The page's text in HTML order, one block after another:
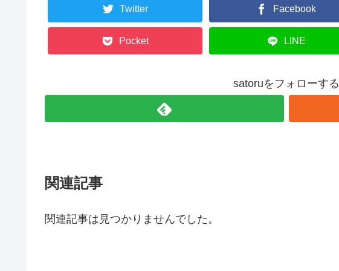
Twitter Facebook
Pocket LINE
satoruをフォローする
関連記事
関連記事は見つかりませんでした。